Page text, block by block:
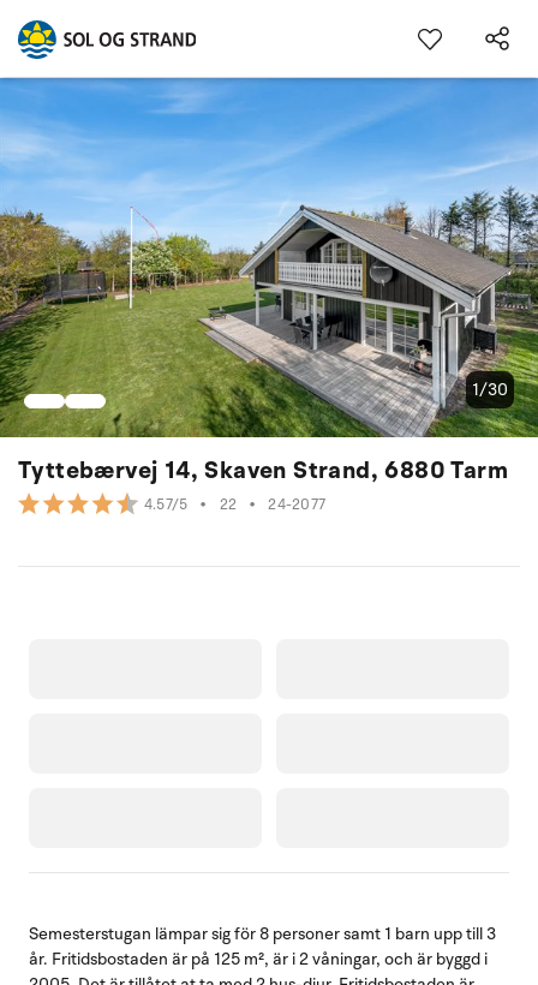
Tyttebærvej 14, Skaven Strand, 6880 Tarm
4.57/5 • 22 • 24-2077
1/30
Semesterstugan lämpar sig för 8 personer samt 1 barn upp till 3
år. Fritidsbostaden är på 125 m², är i 2 våningar, och är byggd i